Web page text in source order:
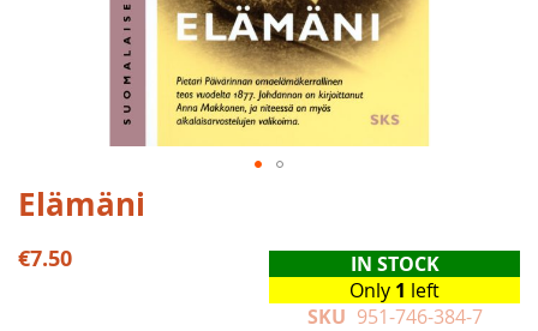
Skip
to
the
beginning
Elämäni
€7.50
IN STOCK
Only 1 left
SKU 951-746-384-7